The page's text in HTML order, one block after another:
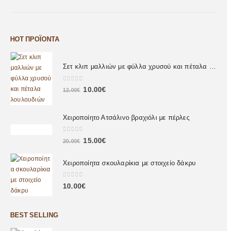
HOT ΠΡΟΪΌΝΤΑ
Σετ κλιπ μαλλιών με φύλλα χρυσού και πέταλα λουλουδιών
out of 5
12.00€ 10.00€
Χειροποίητο Ατσάλινο βραχιόλι με πέρλες
out of 5
20.00€ 15.00€
Χειροποίητα σκουλαρίκια με στοιχείο δάκρυ
0 out of 5
10.00€
BEST SELLING